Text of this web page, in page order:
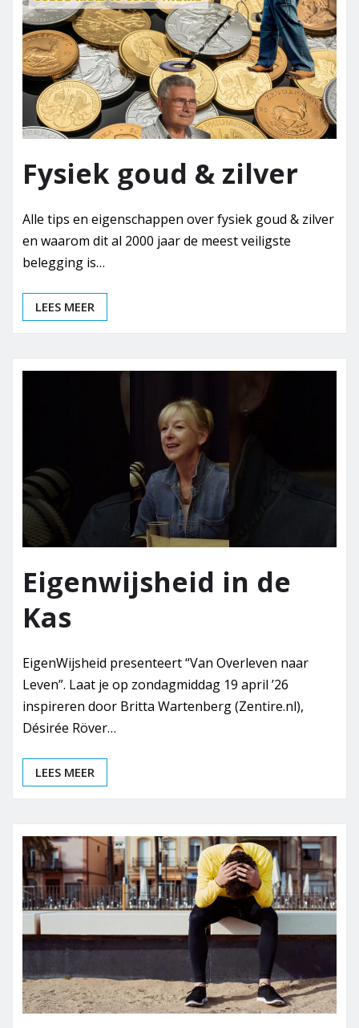
Fysiek goud & zilver
Alle tips en eigenschappen over fysiek goud & zilver
en waarom dit al 2000 jaar de meest veiligste
belegging is…
LEES MEER
Eigenwijsheid in de
Kas
EigenWijsheid presenteert “Van Overleven naar
Leven”. Laat je op zondagmiddag 19 april ’26
inspireren door Britta Wartenberg (Zentire.nl),
Désirée Röver…
LEES MEER